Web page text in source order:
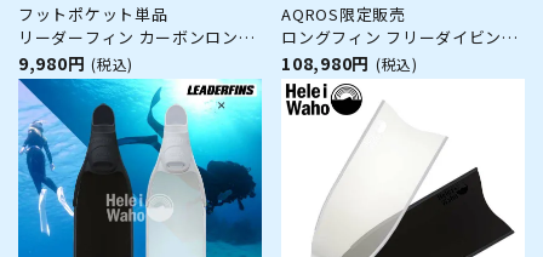
フットポケット単品
リーダーフィン カーボンロング
フィン スキンダイビング フリー
ダイビング フィン フルフットフ
ィン 素潜り スピアフィッシング
9,980円 (税込)
AQROS限定販売
ロングフィン フリーダイビング
SIRENIANA シレニアナ フルフッ
トフィン カーボンフィン
108,980円 (税込)